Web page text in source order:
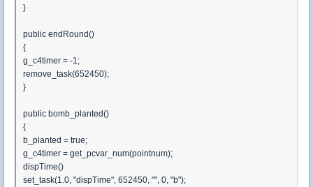
}
public endRound()
{
g_c4timer = -1;
remove_task(652450);
}
public bomb_planted()
{
b_planted = true;
g_c4timer = get_pcvar_num(pointnum);
dispTime()
set_task(1.0, "dispTime", 652450, "", 0, "b");